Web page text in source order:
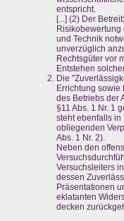
entspricht.
[...] (2) Der
Risikobewertung
und Technik
unverzüglich
Rechtsgüter vor
Entstehen
Die
Errichtung
des Betriebs der
§11 Abs. 1 Nr. 1
steht ebenfalls in
obliegenden
Abs. 1 Nr. 2).
Neben den
Versuchsleiters
dessen
Präsentationen
eklatanten
decken